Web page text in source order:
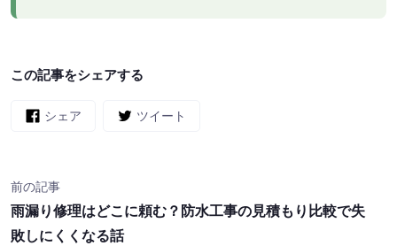
この記事をシェアする
シェア ツイート
前の記事
雨漏り修理はどこに頼む？防水工事の見積もり比較で失
敗しにくくなる話